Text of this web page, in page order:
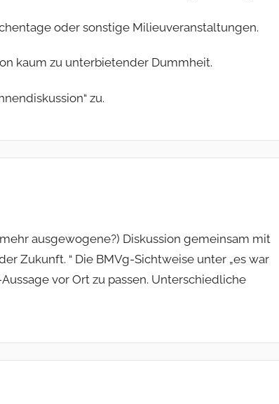
oder sonstige Milieuveranstaltungen.
kaum zu unterbietender Dummheit.
zu.
ausgewogene?) Diskussion gemeinsam mit
Zukunft. “ Die BMVg-Sichtweise unter „es war
vor Ort zu passen. Unterschiedliche